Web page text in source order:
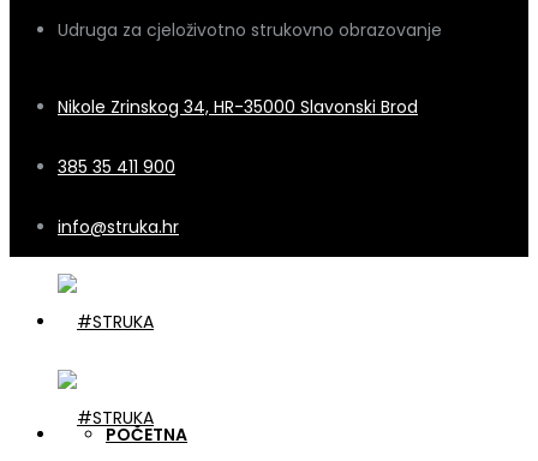
Udruga za cjeloživotno strukovno obrazovanje
Nikole Zrinskog 34, HR-35000 Slavonski Brod
385 35 411 900
info@struka.hr
POČETNA